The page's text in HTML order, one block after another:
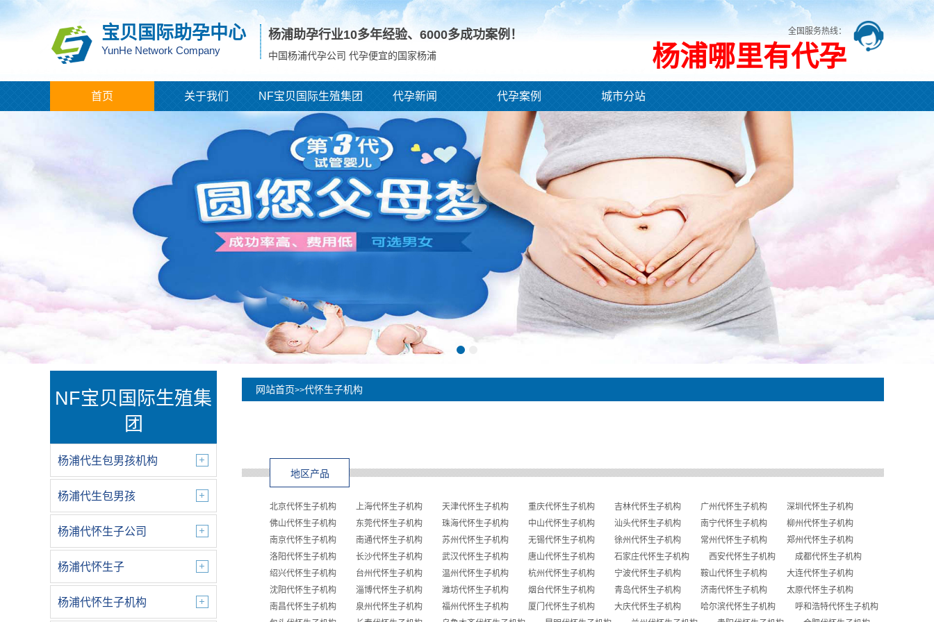
宝贝国际助孕中心
YunHe Network Company
杨浦助孕行业10多年经验、 6000多成功案例！
中国杨浦代孕公司 代孕便宜的国家杨浦
全国服务热线：
杨浦哪里有代孕
首页 关于我们 NF宝贝国际生殖集团 代孕新闻 代孕案例 城市分站
NF宝贝国际生殖集
团
杨浦代生包男孩机构
杨浦代生包男孩
杨浦代怀生子公司
杨浦代怀生子
杨浦代怀生子机构
网站首页>>代怀生子机构
地区产品
北京代怀生子机构 上海代怀生子机构 天津代怀生子机构 重庆代怀生子机构 吉林代怀生子机构 广州代怀生子机构
深圳代怀生子机构
佛山代怀生子机构
东莞代怀生子机构 珠海代怀生子机构 中山代怀生子机构 汕头代怀生子机构 南宁代怀生子机构
柳州代怀生子机构
南京代怀生子机构
南通代怀生子机构 苏州代怀生子机构 无锡代怀生子机构 徐州代怀生子机构 常州代怀生子机构
郑州代怀生子机构
洛阳代怀生子机构
长沙代怀生子机构 武汉代怀生子机构 唐山代怀生子机构 石家庄代怀生子机构 西安代怀生子机构
成都代怀生子机构
绍兴代怀生子机构
台州代怀生子机构 温州代怀生子机构 杭州代怀生子机构 宁波代怀生子机构 鞍山代怀生子机构
大连代怀生子机构
沈阳代怀生子机构
淄博代怀生子机构 潍坊代怀生子机构 烟台代怀生子机构 青岛代怀生子机构 济南代怀生子机构
太原代怀生子机构
南昌代怀生子机构
泉州代怀生子机构 福州代怀生子机构 厦门代怀生子机构 大庆代怀生子机构 哈尔滨代怀生子机构
呼和浩特代怀生子机构